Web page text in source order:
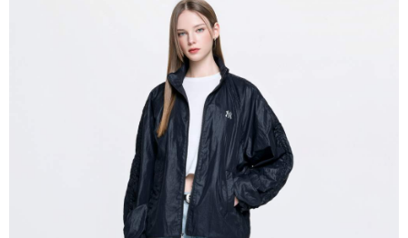
每筆NT$80，滿NT$699(含以上)免運費